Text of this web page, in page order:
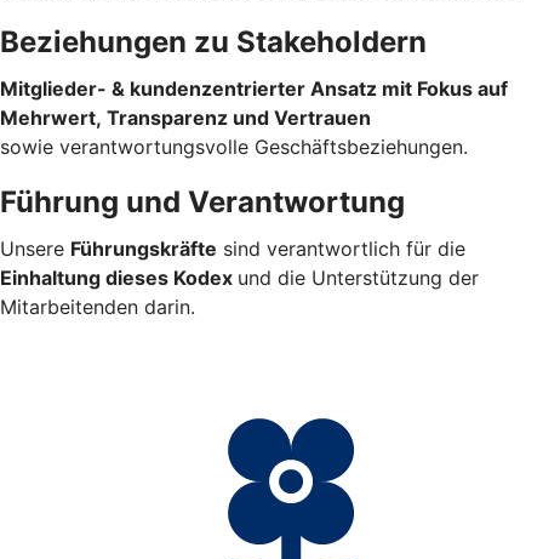
Beziehungen zu Stakeholdern
Mitglieder- & kundenzentrierter Ansatz mit Fokus auf
Mehrwert, Transparenz und Vertrauen
sowie verantwortungsvolle Geschäftsbeziehungen.
Führung und Verantwortung
Unsere Führungskräfte sind verantwortlich für die
Einhaltung dieses Kodex und die Unterstützung der
Mitarbeitenden darin.